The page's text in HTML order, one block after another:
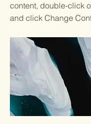
content, double-click
and click Change